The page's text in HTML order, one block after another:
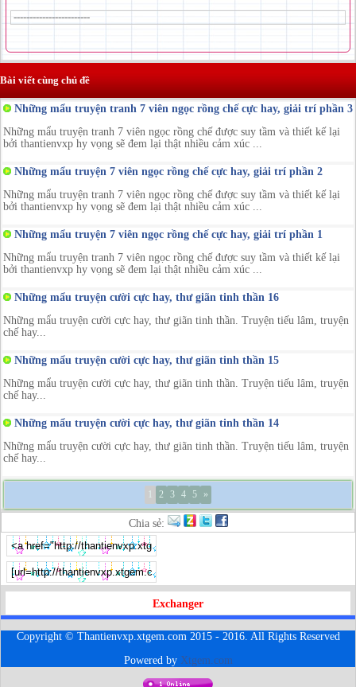
------------------------
Bài viết cùng chủ đề
Những mẩu truyện tranh 7 viên ngọc rồng chế cực hay, giải trí phần 3
Những mẩu truyện tranh 7 viên ngọc rồng chế được suy tầm và thiết kế lại
bởi thantienvxp hy vọng sẽ đem lại thật nhiều cảm xúc ...
Những mẩu truyện 7 viên ngọc rồng chế cực hay, giải trí phần 2
Những mẩu truyện tranh 7 viên ngọc rồng chế được suy tầm và thiết kế lại
bởi thantienvxp hy vọng sẽ đem lại thật nhiều cảm xúc ...
Những mẩu truyện 7 viên ngọc rồng chế cực hay, giải trí phần 1
Những mẩu truyện tranh 7 viên ngọc rồng chế được suy tầm và thiết kế lại
bởi thantienvxp hy vọng sẽ đem lại thật nhiều cảm xúc ...
Những mẩu truyện cười cực hay, thư giãn tinh thần 16
Những mẩu truyện cười cực hay, thư giãn tinh thần. Truyện tiếu lâm, truyện
chế hay...
Những mẩu truyện cười cực hay, thư giãn tinh thần 15
Những mẩu truyện cười cực hay, thư giãn tinh thần. Truyện tiếu lâm, truyện
chế hay...
Những mẩu truyện cười cực hay, thư giãn tinh thần 14
Những mẩu truyện cười cực hay, thư giãn tinh thần. Truyện tiếu lâm, truyện
chế hay...
2 3 4 5 »
Chia sẻ:
Exchanger
Copyright © Thantienvxp.xtgem.com 2015 - 2016. All Rights Reserved
Powered by Xtgem.com